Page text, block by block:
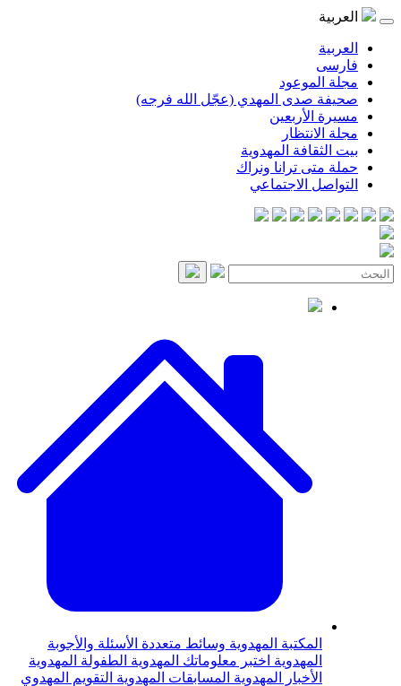
المهدي (عجّل الله فرجه)
المهدوية
ترانا ونراك
الاجتماعي
المهدويةوسائط متعددةالأسئلة والأجوبة
اختبر معلوماتك المهدويةالطفولة المهدوية
المهدويةالمسابقات المهدويةالتقويم المهدوي